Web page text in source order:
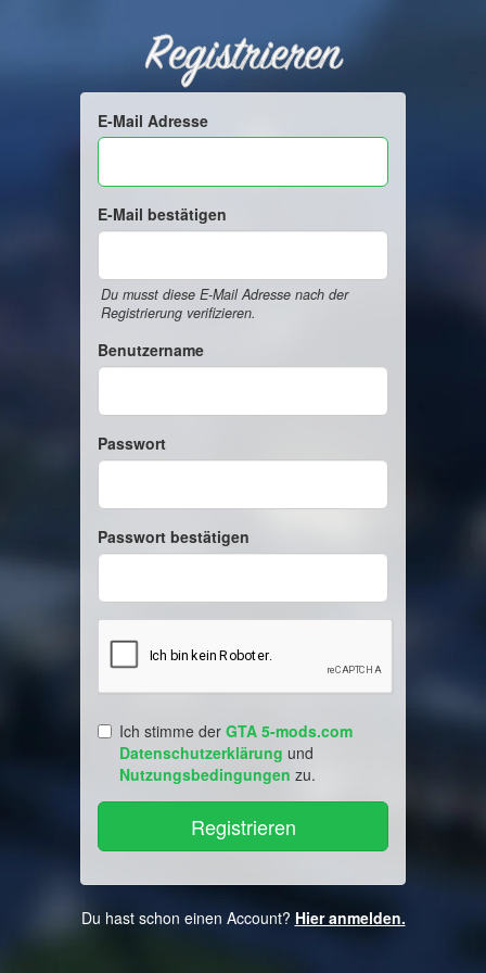
Registrieren
E-Mail Adresse
E-Mail bestätigen
Du musst diese E-Mail Adresse nach der
Registrierung verifizieren.
Benutzername
Passwort
Passwort bestätigen
Ich stimme der GTA 5-mods.com
Datenschutzerklärung und
Nutzungsbedingungen zu.
Du hast schon einen Account? Hier anmelden.